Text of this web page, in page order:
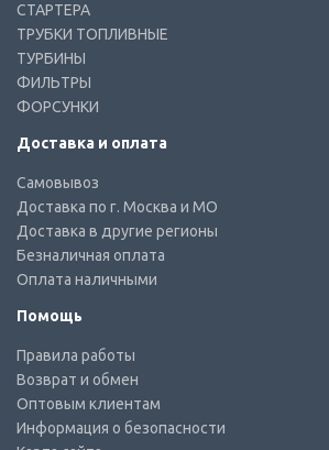
СТАРТЕРА
ТРУБКИ ТОПЛИВНЫЕ
ТУРБИНЫ
ФИЛЬТРЫ
ФОРСУНКИ
Доставка и оплата
Самовывоз
Доставка по г. Москва и МО
Доставка в другие регионы
Безналичная оплата
Оплата наличными
Помощь
Правила работы
Возврат и обмен
Оптовым клиентам
Информация о безопасности